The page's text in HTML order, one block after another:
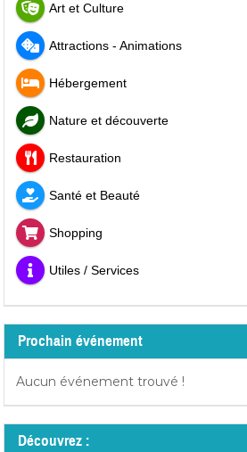
Art et Culture
Attractions - Animations
Hébergement
Nature et découverte
Restauration
Santé et Beauté
Shopping
Utiles / Services
Prochain événement
Aucun événement trouvé !
Découvrez :